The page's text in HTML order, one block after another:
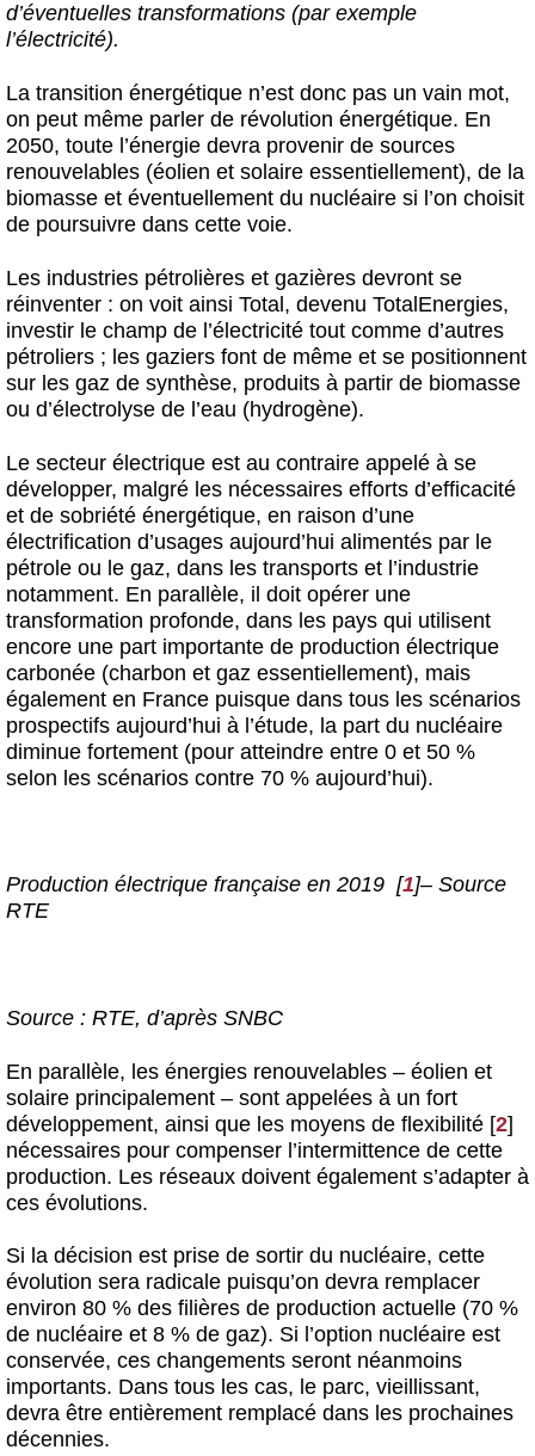
d’éventuelles transformations (par exemple
l’électricité).
La transition énergétique n’est donc pas un vain mot,
on peut même parler de révolution énergétique. En
2050, toute l’énergie devra provenir de sources
renouvelables (éolien et solaire essentiellement), de la
biomasse et éventuellement du nucléaire si l’on choisit
de poursuivre dans cette voie.
Les industries pétrolières et gazières devront se
réinventer : on voit ainsi Total, devenu TotalEnergies,
investir le champ de l’électricité tout comme d’autres
pétroliers ; les gaziers font de même et se positionnent
sur les gaz de synthèse, produits à partir de biomasse
ou d’électrolyse de l’eau (hydrogène).
Le secteur électrique est au contraire appelé à se
développer, malgré les nécessaires efforts d’efficacité
et de sobriété énergétique, en raison d’une
électrification d’usages aujourd’hui alimentés par le
pétrole ou le gaz, dans les transports et l’industrie
notamment. En parallèle, il doit opérer une
transformation profonde, dans les pays qui utilisent
encore une part importante de production électrique
carbonée (charbon et gaz essentiellement), mais
également en France puisque dans tous les scénarios
prospectifs aujourd’hui à l’étude, la part du nucléaire
diminue fortement (pour atteindre entre 0 et 50 %
selon les scénarios contre 70 % aujourd’hui).
Production électrique française en 2019 [1]– Source
RTE
Source : RTE, d’après SNBC
En parallèle, les énergies renouvelables – éolien et
solaire principalement – sont appelées à un fort
développement, ainsi que les moyens de flexibilité [2]
nécessaires pour compenser l’intermittence de cette
production. Les réseaux doivent également s’adapter à
ces évolutions.
Si la décision est prise de sortir du nucléaire, cette
évolution sera radicale puisqu’on devra remplacer
environ 80 % des filières de production actuelle (70 %
de nucléaire et 8 % de gaz). Si l’option nucléaire est
conservée, ces changements seront néanmoins
importants. Dans tous les cas, le parc, vieillissant,
devra être entièrement remplacé dans les prochaines
décennies.